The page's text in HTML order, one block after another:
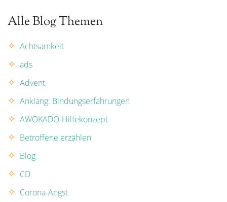
Alle Blog Themen
Achtsamkeit
ads
Advent
Anklang: Bindungserfahrungen
AWOKADO-Hilfekonzept
Betroffene erzählen
Blog
CD
Corona-Angst